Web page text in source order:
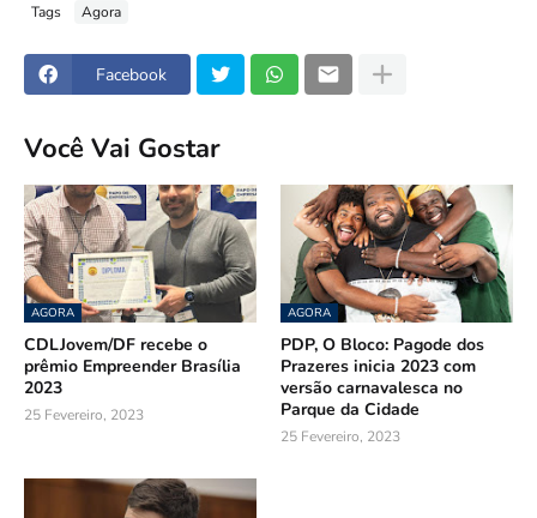
Tags Agora
Facebook
Você Vai Gostar
AGORA
CDLJovem/DF recebe o
prêmio Empreender Brasília
2023
25 Fevereiro, 2023
AGORA
PDP, O Bloco: Pagode dos
Prazeres inicia 2023 com
versão carnavalesca no
Parque da Cidade
25 Fevereiro, 2023